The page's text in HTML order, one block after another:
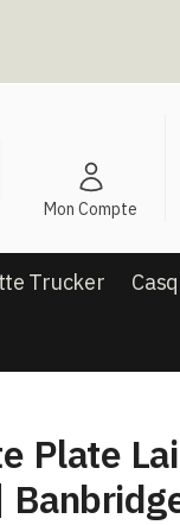
Mon Compte
Trucker
Plate